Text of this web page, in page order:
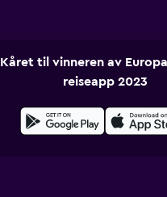
Kåret til vinneren av
reiseapp 2023